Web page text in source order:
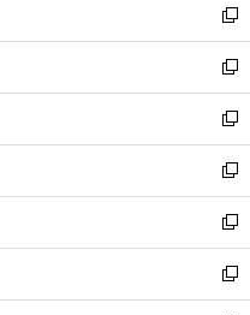
く
で
開
く
ド
ウ
で
開
く
ィ
ン
ド
ウ
で
開
く
新
し
い
ウ
ィ
ン
ド
ウ
で
開
く
新
し
い
ウ
ィ
ン
ド
ウ
で
開
新
し
い
ウ
ィ
ン
ド
ウ
新
し
い
ウ
ィ
ン
新
し
い
ウ
新
し